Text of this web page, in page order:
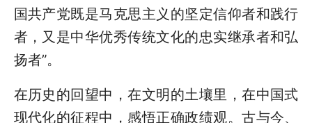
国共产党既是马克思主义的坚定信仰者和践行
者，又是中华优秀传统文化的忠实继承者和弘
扬者”。
在历史的回望中，在文明的土壤里，在中国式
现代化的征程中，感悟正确政绩观。古与今、